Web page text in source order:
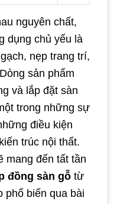
nguyên chất,
dụng chủ yếu là
nẹp trang trí,
sản phẩm
và lắp đặt sàn
trong những sự
điều kiện
trúc nội thất.
mang đến tất tần
đồng sàn gỗ từ
phổ biến qua bài